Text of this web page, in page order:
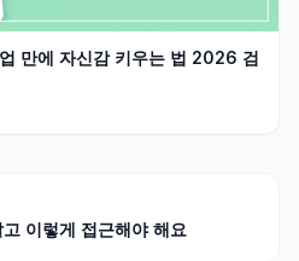
만에 자신감 키우는 법 2026 검
이렇게 접근해야 해요